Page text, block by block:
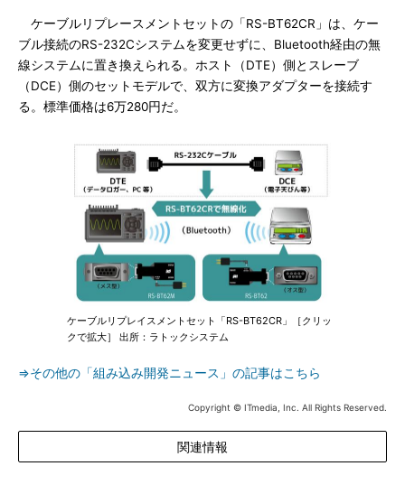
ケーブルリプレースメントセットの「RS-BT62CR」は、ケー
ブル接続のRS-232Cシステムを変更せずに、Bluetooth経由の無
線システムに置き換えられる。ホスト（DTE）側とスレーブ
（DCE）側のセットモデルで、双方に変換アダプターを接続す
る。標準価格は6万280円だ。
ケーブルリプレイスメントセット「RS-BT62CR」［クリッ
クで拡大］ 出所：ラトックシステム
⇒その他の「組み込み開発ニュース」の記事はこちら
Copyright © ITmedia, Inc. All Rights Reserved.
関連情報